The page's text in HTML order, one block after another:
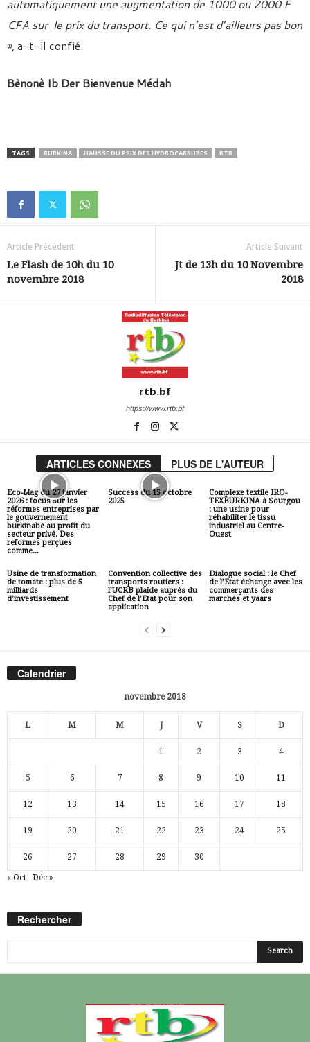
automatiquement une augmentation de 1000 ou 2000 F
CFA sur le prix du transport. Ce qui n’est d’ailleurs pas bon
», a-t-il confié.
Bènonè Ib Der Bienvenue Médah
TAGS BURKINA HAUSSE DU PRIX DES HYDROCARBURES RTB
Article Précédent
Le Flash de 10h du 10
novembre 2018
Article Suivant
Jt de 13h du 10 Novembre
2018
rtb.bf
https://www.rtb.bf
ARTICLES CONNEXES PLUS DE L'AUTEUR
Eco-Mag du 27 janvier
2026 : focus sur les
réformes entreprises par
le gouvernement
burkinabè au profit du
secteur privé. Des
reformes perçues
comme...
Success du 15 octobre
2025
Complexe textile IRO-
TEXBURKINA à Sourgou
: une usine pour
réhabiliter le tissu
industriel au Centre-
Ouest
Usine de transformation
de tomate : plus de 5
milliards
d’investissement
Convention collective des
transports routiers :
l’UCRB plaide auprès du
Chef de l’Etat pour son
application
Dialogue social : le Chef
de l’Etat échange avec les
commerçants des
marchés et yaars
Calendrier
novembre 2018
L M M J V S D
1 2 3 4
5 6 7 8 9 10 11
12 13 14 15 16 17 18
19 20 21 22 23 24 25
26 27 28 29 30
« Oct Déc »
Rechercher